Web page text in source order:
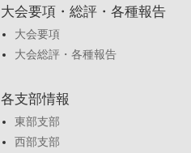
大会要項・総評・各種報告
大会要項
大会総評・各種報告
各支部情報
東部支部
西部支部